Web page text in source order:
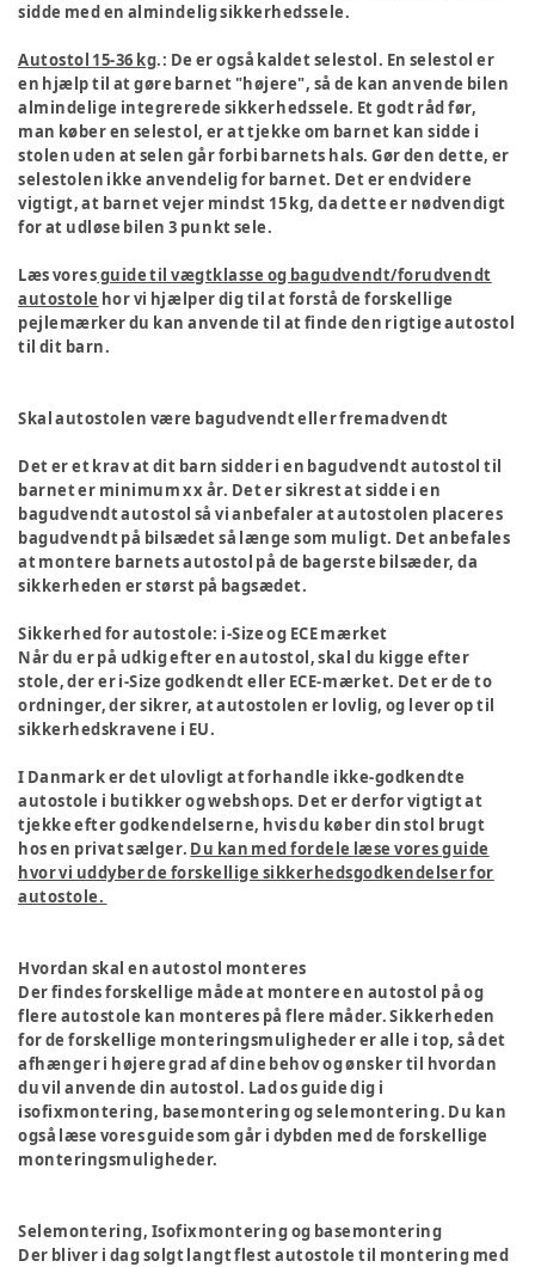
sidde med en almindelig sikkerhedssele.
Autostol 15-36 kg.: De er også kaldet selestol. En selestol er
en hjælp til at gøre barnet "højere", så de kan anvende bilen
almindelige integrerede sikkerhedssele. Et godt råd før,
man køber en selestol, er at tjekke om barnet kan sidde i
stolen uden at selen går forbi barnets hals. Gør den dette, er
selestolen ikke anvendelig for barnet. Det er endvidere
vigtigt, at barnet vejer mindst 15 kg, da dette er nødvendigt
for at udløse bilen 3 punkt sele.
Læs voresguide til vægtklasse og bagudvendt/forudvendt
autostole hor vi hjælper dig til at forstå de forskellige
pejlemærker du kan anvende til at finde den rigtige autostol
til dit barn.
Skal autostolen være bagudvendt eller fremadvendt
Det er et krav at dit barn sidder i en bagudvendt autostol til
barnet er minimum xx år. Det er sikrest at sidde i en
bagudvendt autostol så vi anbefaler at autostolen placeres
bagudvendt på bilsædet så længe som muligt. Det anbefales
at montere barnets autostol på de bagerste bilsæder, da
sikkerheden er størst på bagsædet.
Sikkerhed for autostole: i-Size og ECE mærket
Når du er på udkig efter en autostol, skal du kigge efter
stole, der er i-Size godkendt eller ECE-mærket. Det er de to
ordninger, der sikrer, at autostolen er lovlig, og lever op til
sikkerhedskravene i EU.
I Danmark er det ulovligt at forhandle ikke-godkendte
autostole i butikker og webshops. Det er derfor vigtigt at
tjekke efter godkendelserne, hvis du køber din stol brugt
hos en privat sælger. Du kan med fordele læse vores guide
hvor vi uddyber de forskellige sikkerhedsgodkendelser for
autostole.
Hvordan skal en autostol monteres
Der findes forskellige måde at montere en autostol på og
flere autostole kan monteres på flere måder. Sikkerheden
for de forskellige monteringsmuligheder er alle i top, så det
afhænger i højere grad af dine behov og ønsker til hvordan
du vil anvende din autostol. Lad os guide dig i
isofixmontering, basemontering og selemontering. Du kan
også læse vores guide som går i dybden med de forskellige
monteringsmuligheder.
Selemontering, Isofixmontering og basemontering
Der bliver i dag solgt langt flest autostole til montering med